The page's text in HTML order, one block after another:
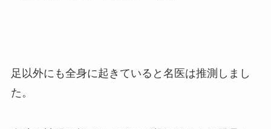
足以外にも全身に起きていると名医は推測しまし
た。